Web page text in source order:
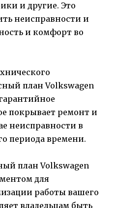
и другие. Это
неисправности и
и комфорт во
план Volkswagen
покрывает ремонт и
неисправности в
периода времени.
план Volkswagen
для
работы вашего
владельцам быть